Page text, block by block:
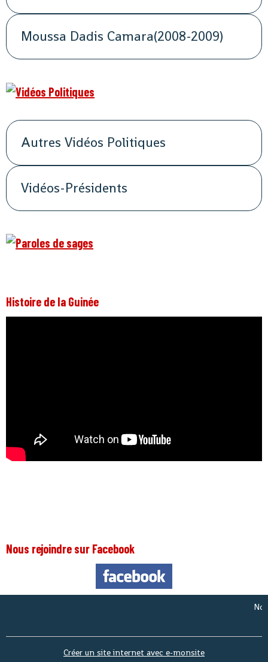
Moussa Dadis Camara(2008-2009)
Autres Vidéos Politiques
Vidéos-Présidents
Histoire de la Guinée
Nous rejoindre sur Facebook
Nous
Créer un site internet avec e-monsite